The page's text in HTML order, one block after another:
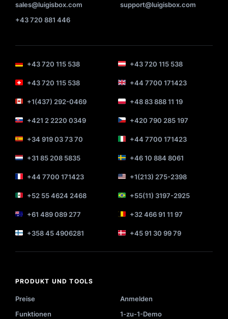
sales@luigisbox.com
+43 720 881 446
support@luigisbox.com
+43 720 115 538 +43 720 115 538
+43 720 115 538 +44 7700 171423
+1(437) 292-0469 +48 83 888 11 19
+421 2 2220 0349 +420 790 285 197
+34 919 03 73 70 +44 7700 171423
+31 85 208 5835 +46 10 884 8061
+44 7700 171423 +1(213) 275-2398
+52 55 4624 2468 +55(11) 3197-2925
+61 489 089 277 +32 466 91 11 97
+358 45 4906281 +45 91 30 99 79
PRODUKT UND TOOLS
Preise
Anmelden
Funktionen
1-zu-1-Demo